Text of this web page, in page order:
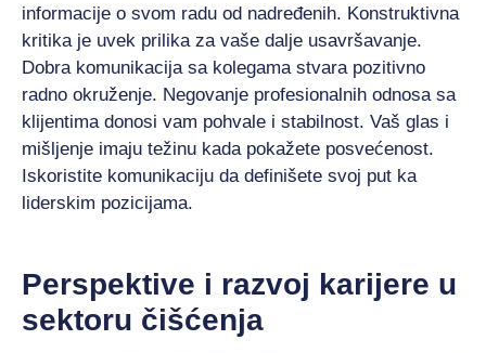
informacije o svom radu od nadređenih. Konstruktivna
kritika je uvek prilika za vaše dalje usavršavanje.
Dobra komunikacija sa kolegama stvara pozitivno
radno okruženje. Negovanje profesionalnih odnosa sa
klijentima donosi vam pohvale i stabilnost. Vaš glas i
mišljenje imaju težinu kada pokažete posvećenost.
Iskoristite komunikaciju da definišete svoj put ka
liderskim pozicijama.
Perspektive i razvoj karijere u
sektoru čišćenja